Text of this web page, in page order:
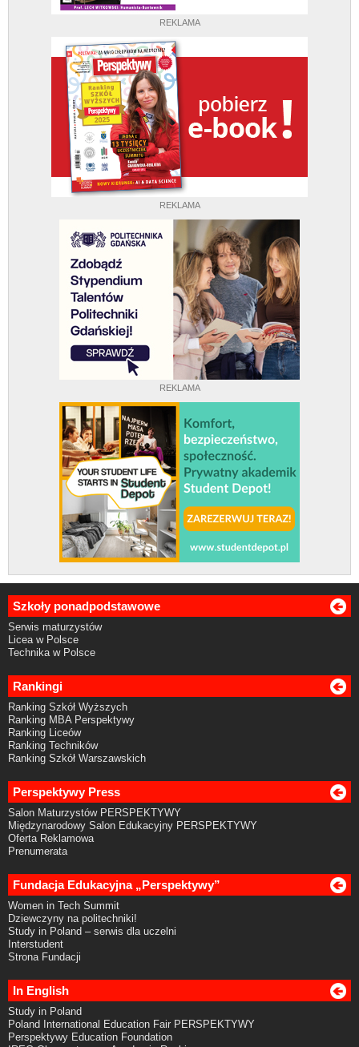
REKLAMA
REKLAMA
REKLAMA
Szkoły ponadpodstawowe
Serwis maturzystów
Licea w Polsce
Technika w Polsce
Rankingi
Ranking Szkół Wyższych
Ranking MBA Perspektywy
Ranking Liceów
Ranking Techników
Ranking Szkół Warszawskich
Perspektywy Press
Salon Maturzystów PERSPEKTYWY
Międzynarodowy Salon Edukacyjny PERSPEKTYWY
Oferta Reklamowa
Prenumerata
Fundacja Edukacyjna „Perspektywy”
Women in Tech Summit
Dziewczyny na politechniki!
Study in Poland – serwis dla uczelni
Interstudent
Strona Fundacji
In English
Study in Poland
Poland International Education Fair PERSPEKTYWY
Perspektywy Education Foundation